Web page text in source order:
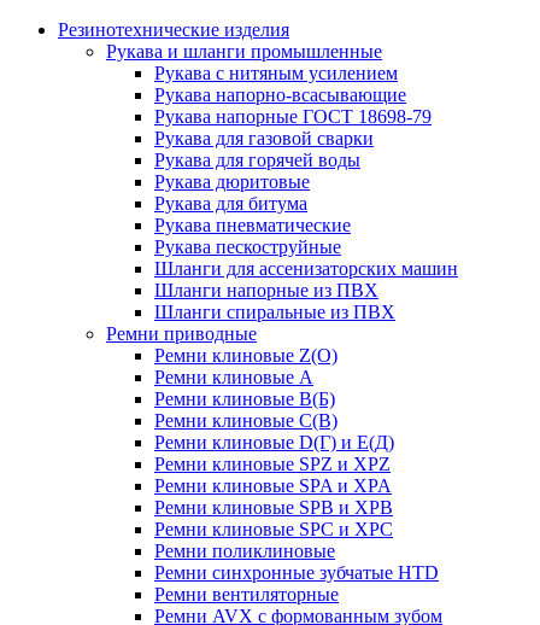
Резинотехнические изделия
Рукава и шланги промышленные
Рукава с нитяным усилением
Рукава напорно-всасывающие
Рукава напорные ГОСТ 18698-79
Рукава для газовой сварки
Рукава для горячей воды
Рукава дюритовые
Рукава для битума
Рукава пневматические
Рукава пескоструйные
Шланги для ассенизаторских машин
Шланги напорные из ПВХ
Шланги спиральные из ПВХ
Ремни приводные
Ремни клиновые Z(О)
Ремни клиновые А
Ремни клиновые В(Б)
Ремни клиновые С(В)
Ремни клиновые D(Г) и Е(Д)
Ремни клиновые SPZ и XPZ
Ремни клиновые SPA и XPA
Ремни клиновые SPB и XPB
Ремни клиновые SPC и XPC
Ремни поликлиновые
Ремни синхронные зубчатые HTD
Ремни вентиляторные
Ремни AVX с формованным зубом